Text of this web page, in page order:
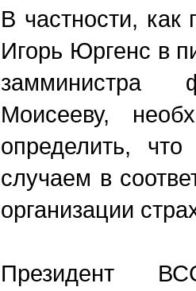
В частности,
Игорь Юргенс в
замминистра
Моисееву,
определить,
случаем в
организации
Президент